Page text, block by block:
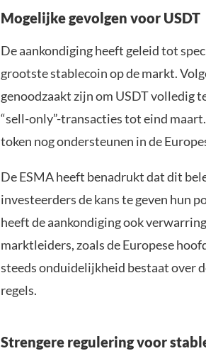
Mogelijke gevolgen voor USDT
De aankondiging heeft geleid tot
grootste stablecoin op de markt.
genoodzaakt zijn om USDT volledig
“sell-only”-transacties tot eind
token nog ondersteunen in de
De ESMA heeft benadrukt dat dit
investeerders de kans te geven hun
heeft de aankondiging ook
marktleiders, zoals de Europese
steeds onduidelijkheid bestaat over
regels.
Strengere regulering voor